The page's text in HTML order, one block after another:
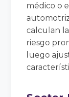
médico o
calculan
riesgo
luego